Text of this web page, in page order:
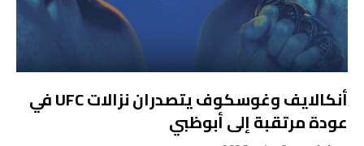
أنكالايف وغوسكوف يتصدران نزالات UFC في
عودة مرتقبة إلى أبوظبي